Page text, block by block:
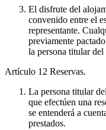
El disfrute del
convenido entre el
representante.
previamente
la persona titular
Artículo 12 Reservas.
La persona titular
que efectúen una
se entenderá a
prestados.